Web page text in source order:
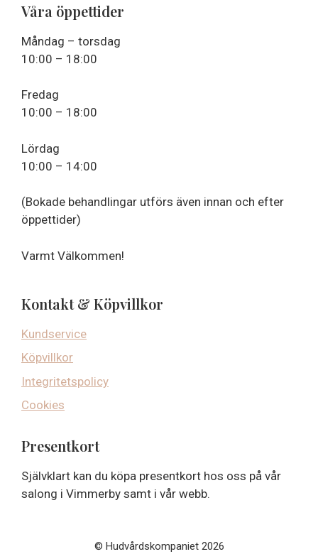
Våra öppettider
Måndag – torsdag
10:00 – 18:00
Fredag
10:00 – 18:00
Lördag
10:00 – 14:00
(Bokade behandlingar utförs även innan och efter
öppettider)
Varmt Välkommen!
Kontakt & Köpvillkor
Kundservice
Köpvillkor
Integritetspolicy
Cookies
Presentkort
Självklart kan du köpa presentkort hos oss på vår
salong i Vimmerby samt i vår webb.
© Hudvårdskompaniet 2026